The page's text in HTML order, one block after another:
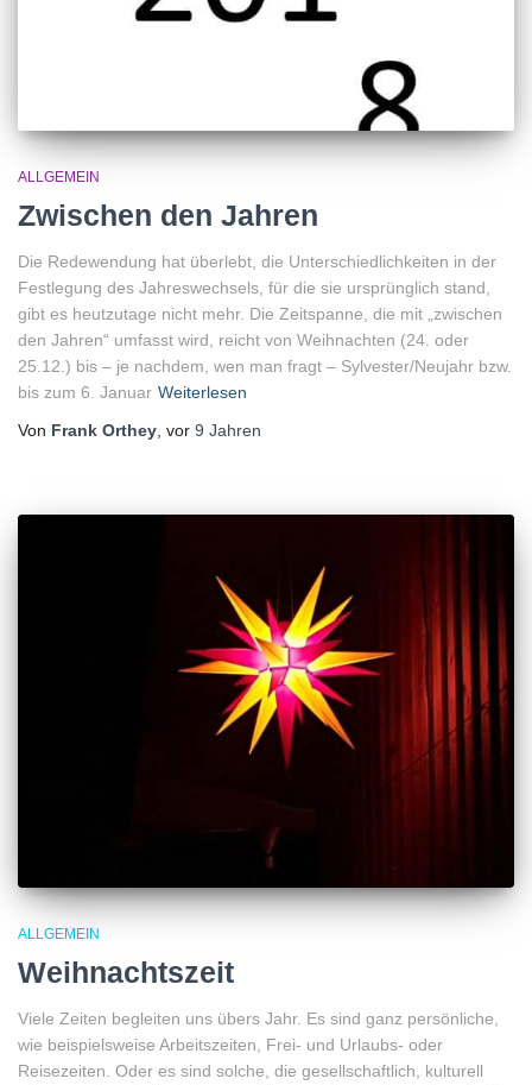
ALLGEMEIN
Zwischen den Jahren
Die Redewendung hat überlebt, die Unterschiedlichkeiten in der
Festlegung des Jahreswechsels, für die sie ursprünglich stand,
gibt es heutzutage nicht mehr. Die Zeitspanne, die mit „zwischen
den Jahren“ umfasst wird, reicht von Weihnachten (24. oder
25.12.) bis – je nachdem, wen man fragt – Sylvester/Neujahr bzw.
bis zum 6. Januar Weiterlesen
Von Frank Orthey, vor 9 Jahren
ALLGEMEIN
Weihnachtszeit
Viele Zeiten begleiten uns übers Jahr. Es sind ganz persönliche,
wie beispielsweise Arbeitszeiten, Frei- und Urlaubs- oder
Reisezeiten. Oder es sind solche, die gesellschaftlich, kulturell